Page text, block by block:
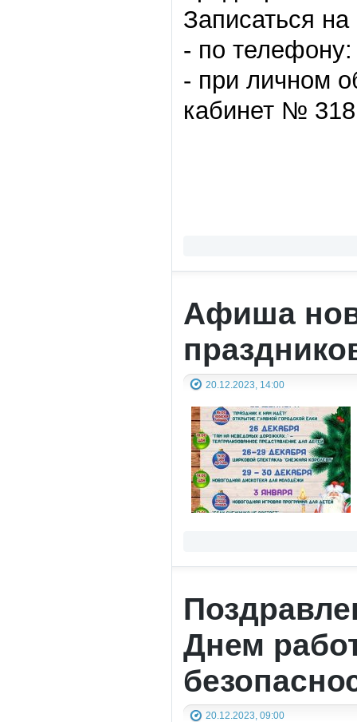
Записаться
- по
- при личном
кабинет № 318
Афиша
20.12.2023, 14:00
Днем
20.12.2023, 09:00